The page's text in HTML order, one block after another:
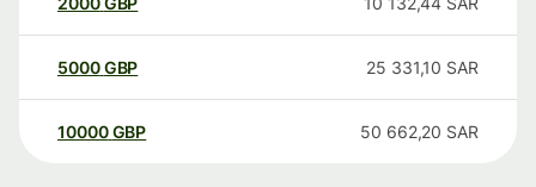
5000GBP 25 331,10 SAR
10000 GBP 50 662,20 SAR